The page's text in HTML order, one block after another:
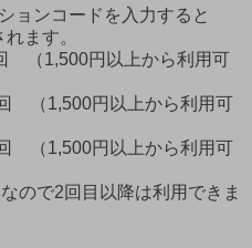
ョンコードを入力すると
ます。
（1,500円以上から利用可
（1,500円以上から利用可
（1,500円以上から利用可
ので2回目以降は利用できま